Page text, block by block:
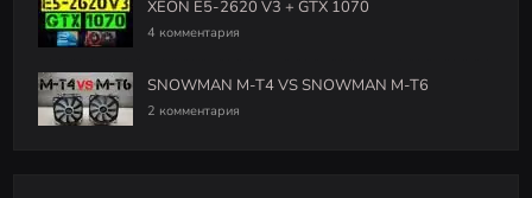
XEON E5-2620 V3 + GTX 1070
4 комментария
SNOWMAN M-T4 VS SNOWMAN M-T6
2 комментария